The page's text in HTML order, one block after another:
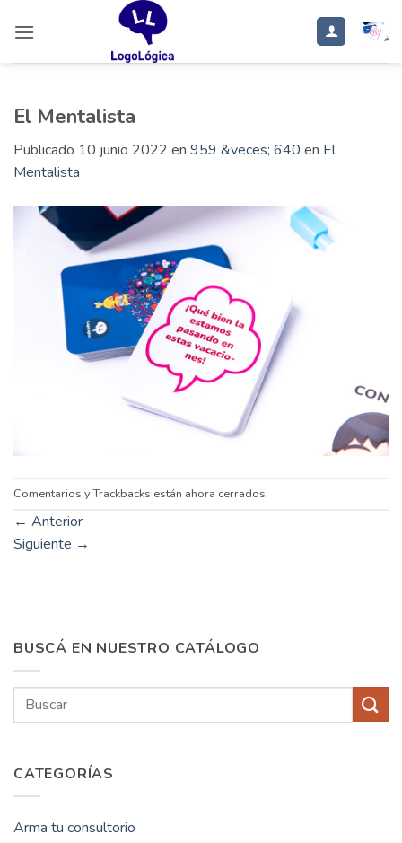
El Mentalista
Publicado 10 junio 2022 en 959 &veces; 640 en El
Mentalista
Comentarios y Trackbacks están ahora cerrados.
← Anterior
Siguiente →
BUSCÁ EN NUESTRO CATÁLOGO
Buscar
CATEGORÍAS
Arma tu consultorio